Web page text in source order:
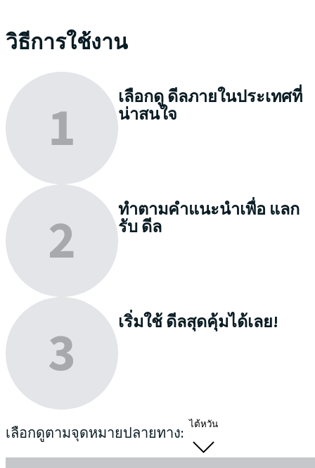
วิธีการใช้งาน
เลือกดูดีลภายในประเทศที่
น่าสนใจ
ทำตามคำแนะนำเพื่อ แลก
รับดีล
เริ่มใช้ดีลสุดคุ้มได้เลย!
เลือกดูตามจุดหมายปลายทาง: